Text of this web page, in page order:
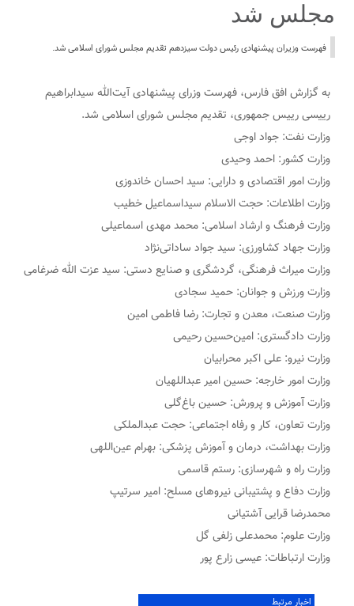
مجلس شد
فهرست وزیران پیشنهادی رئیس دولت سیزدهم تقدیم مجلس شورای اسلامی شد.
به گزارش افق فارس، فهرست وزرای پیشنهادی آیت‌الله سیدابراهیم
رییسی رییس جمهوری، تقدیم مجلس شورای اسلامی شد.
وزارت نفت: جواد اوجی
وزارت کشور: احمد وحیدی
وزارت امور اقتصادی و دارایی: سید احسان خاندوزی
وزارت اطلاعات: حجت الاسلام سیداسماعیل خطیب
وزارت فرهنگ و ارشاد اسلامی: محمد مهدی اسماعیلی
وزارت جهاد کشاورزی: سید جواد ساداتی‌نژاد
وزارت میراث فرهنگی، گردشگری و صنایع دستی: سید عزت الله ضرغامی
وزارت ورزش و جوانان: حمید سجادی
وزارت صنعت، معدن و تجارت: رضا فاطمی امین
وزارت دادگستری: امین‌حسین رحیمی
وزارت نیرو: علی اکبر محرابیان
وزارت امور خارجه: حسین امیر عبداللهیان
وزارت آموزش و پرورش: حسین باغ‌گلی
وزارت تعاون، کار و رفاه اجتماعی: حجت عبدالملکی
وزارت بهداشت، درمان و آموزش پزشکی: بهرام عین‌اللهی
وزارت راه و شهرسازی: رستم قاسمی
وزارت دفاع و پشتیبانی نیروهای مسلح: امیر سرتیپ
محمدرضا قرایی آشتیانی
وزارت علوم: محمدعلی زلفی گل
وزارت ارتباطات: عیسی زارع پور
اخبار مرتبط